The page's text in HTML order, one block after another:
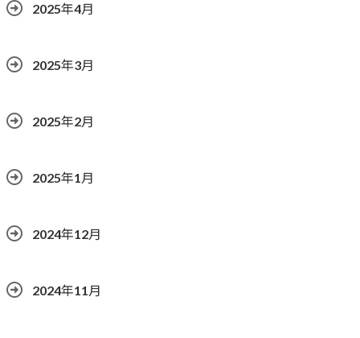
2025年4月
2025年3月
2025年2月
2025年1月
2024年12月
2024年11月